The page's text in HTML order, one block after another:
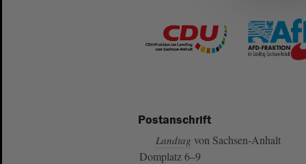
Postanschrift
Landtag von Sachsen-Anhalt
Domplatz 6–9